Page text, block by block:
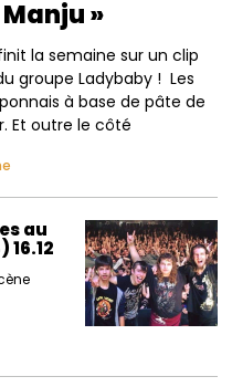
»
la semaine sur un clip
groupe Ladybaby ! Les
à base de pâte de
Et outre le côté
au